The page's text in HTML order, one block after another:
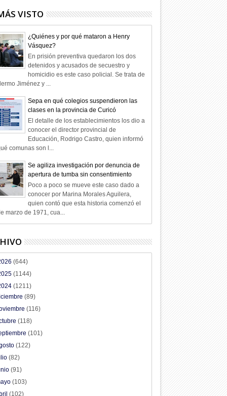
VISTO
¿Quiénes y por qué mataron a Henry
Vásquez?
En prisión preventiva quedaron los dos
detenidos y acusados de secuestro y
homicidio es este caso policial. Se trata de
Jiménez y ...
Sepa en qué colegios suspendieron las
clases en la provincia de Curicó
El detalle de los establecimientos los dio a
conocer el director provincial de
Educación, Rodrigo Castro, quien informó
comunas son l...
Se agiliza investigación por denuncia de
apertura de tumba sin consentimiento
Poco a poco se mueve este caso dado a
conocer por Marina Morales Aguilera,
quien contó que esta historia comenzó el
marzo de 1971, cua...
(644)
(1144)
(1211)
(89)
(116)
(118)
(101)
(122)
(82)
(91)
(103)
(102)